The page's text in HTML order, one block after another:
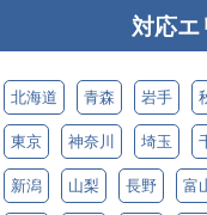
対応エ
北海道 青森 岩手
東京 神奈川 埼玉
新潟 山梨 長野 富